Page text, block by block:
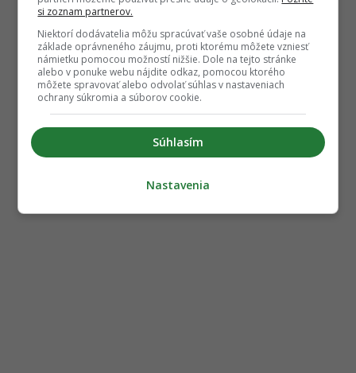
si zoznam partnerov.
Niektorí dodávatelia môžu spracúvať vaše osobné údaje na
základe oprávneného záujmu, proti ktorému môžete vzniesť
námietku pomocou možností nižšie. Dole na tejto stránke
alebo v ponuke webu nájdite odkaz, pomocou ktorého
môžete spravovať alebo odvolať súhlas v nastaveniach
ochrany súkromia a súborov cookie.
Súhlasím
Nastavenia